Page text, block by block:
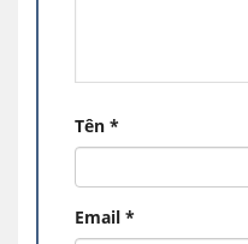
Tên *
Email *